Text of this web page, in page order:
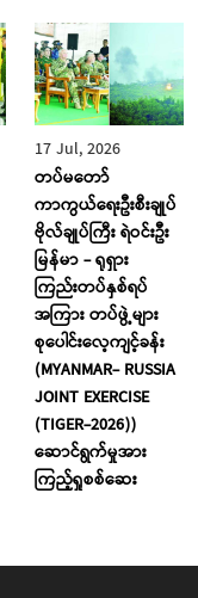
17 Jul, 2026
တပ်မတော်
ကာကွယ်ရေးဦးစီးချုပ်
ဗိုလ်ချုပ်ကြီး ရဲဝင်းဦး
မြန်မာ - ရုရှား
ကြည်းတပ်နှစ်ရပ်
အကြား တပ်ဖွဲ့များ
စုပေါင်းလေ့ကျင့်ခန်း
(MYANMAR- RUSSIA
JOINT EXERCISE
(TIGER-2026))
ဆောင်ရွက်မှုအား
ကြည့်ရှုစစ်ဆေး